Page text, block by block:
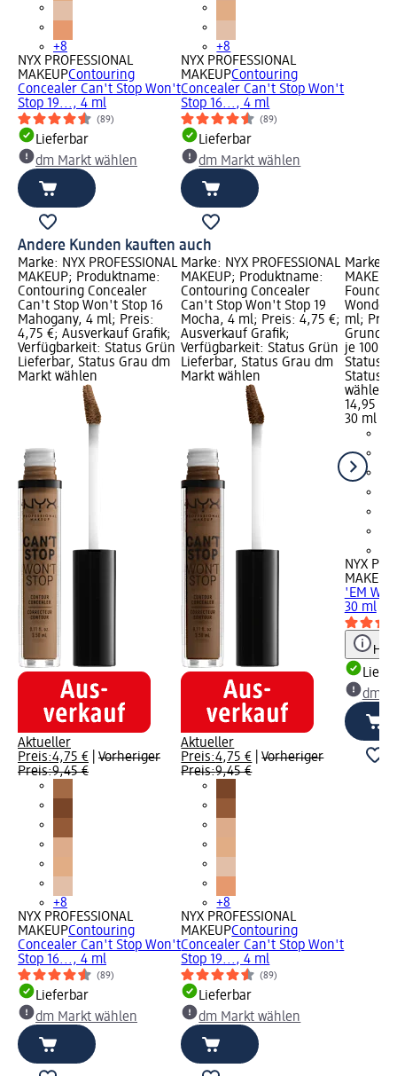
+8
NYX PROFESSIONAL
MAKEUPContouring
Concealer Can't Stop Won't
Stop 19..., 4 ml
(89)
Lieferbar
dm Markt wählen
+8
NYX PROFESSIONAL
MAKEUPContouring
Concealer Can't Stop Won't
Stop 16..., 4 ml
(89)
Lieferbar
dm Markt wählen
Andere Kunden kauften auch
Marke: NYX PROFESSIONAL
MAKEUP; Produktname:
Contouring Concealer
Can't Stop Won't Stop 16
Mahogany, 4 ml; Preis:
4,75 €; Ausverkauf Grafik;
Verfügbarkeit: Status Grün
Lieferbar, Status Grau dm
Markt wählen
Aktueller
Preis:4,75 €
Vorheriger
Preis:9,45 €
+8
NYX PROFESSIONAL
MAKEUPContouring
Concealer Can't Stop Won't
Stop 16..., 4 ml
(89)
Lieferbar
dm Markt wählen
Marke: NYX PROFESSIONAL
MAKEUP; Produktname:
Contouring Concealer
Can't Stop Won't Stop 19
Mocha, 4 ml; Preis: 4,75 €;
Ausverkauf Grafik;
Verfügbarkeit: Status Grün
Lieferbar, Status Grau dm
Markt wählen
Aktueller
Preis:4,75 € |Vorheriger
Preis:9,45 €
+8
NYX PROFESSIONAL
MAKEUPContouring
Concealer Can't Stop Won't
Stop 19..., 4 ml
(89)
Lieferbar
dm Markt wählen
Marke:
Wonder
ml;
je 100
Status
Status
wählen
14,95 €
30 ml
NYX
MAKEUP
'EM
30 ml
dm